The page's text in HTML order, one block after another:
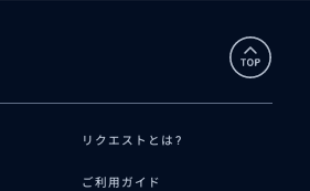
リクエストとは?
ご利用ガイド